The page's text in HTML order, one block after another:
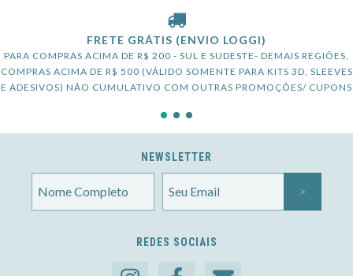
FRETE GRÁTIS (ENVIO LOGGI)
PARA COMPRAS ACIMA DE R$ 200 - SUL E SUDESTE- DEMAIS REGIÕES,
COMPRAS ACIMA DE R$ 500 (VÁLIDO SOMENTE PARA KITS 3D, SLEEVES
E ADESIVOS) NÃO CUMULATIVO COM OUTRAS PROMOÇÕES/ CUPONS
NEWSLETTER
REDES SOCIAIS